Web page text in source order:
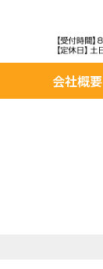
会社概要